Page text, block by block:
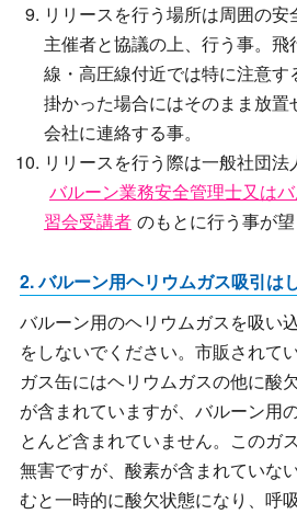
リリースを行う場所は周囲の
主催者と協議の上、行う事。飛
線・高圧線付近では特に注意
掛かった場合にはそのまま放
会社に連絡する事。
リリースを行う際は一般社団
バルーン業務安全管理士又は
習会受講者 のもとに行う事が望
2. バルーン用ヘリウムガス吸引は
バルーン用のヘリウムガスを吸い
をしないでください。市販されて
ガス缶にはヘリウムガスの他に酸
が含まれていますが、バルーン用
とんど含まれていません。このガ
無害ですが、酸素が含まれていな
むと一時的に酸欠状態になり、呼